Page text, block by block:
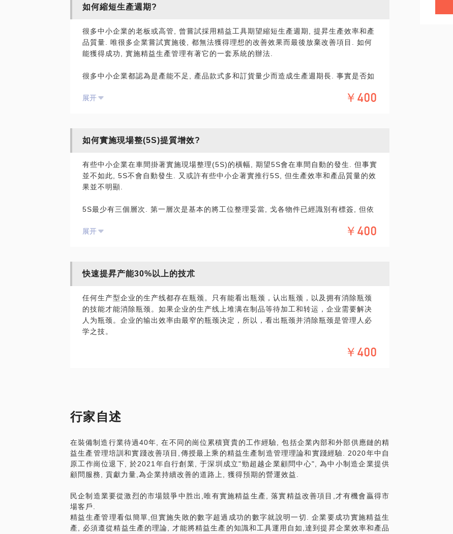
如何縮短生產週期?
很多中小企業的老板或高管, 曾嘗試採用精益工具期望縮短生產週期, 提昇生產效率和產
品質量. 唯很多企業嘗試實施後, 都無法獲得理想的改善效果而最後放棄改善項目. 如何
能獲得成功, 實施精益生產管理有著它的一套系統的辦法.
很多中小企業都認為是產能不足, 產品款式多和訂貨量少而造成生產週期長. 事實是否如
生產週期目的必定觸及的重點話題.
展开 ￥400
如何實施現場整(5S)提質增效?
有些中小企業在車間掛著實施現場整理(5S)的橫幅, 期望5S會在車間自動的發生. 但事實
並不如此, 5S不會自動發生. 又或許有些中小企著實推行5S, 但生產效率和產品質量的效
果並不明顯.
5S最少有三個層次. 第一層次是基本的將工位整理妥當, 戈各物件已經識別有標簽, 但依
理了, 但物件的取用仍然涉及多余的動件. 第三個層次是工位沒有私人物件, 余下物件都
企業的老板, 高管和生產管理者, 能看見目前實施5S的層次嗎? 讓我來給您指路, 必能走
展开 ￥400
快速提昇产能30%以上的技朮
任何生产型企业的生产线都存在瓶颈。只有能看出瓶颈，认出瓶颈，以及拥有消除瓶颈
的技能才能消除瓶颈。如果企业的生产线上堆满在制品等待加工和转运，企业需要解决
人为瓶颈。企业的输出效率由最窄的瓶颈决定，所以，看出瓶颈并消除瓶颈是管理人必
学之技。
￥400
行家自述
在裝備制造行業待過40年, 在不同的崗位累積寶貴的工作經驗, 包括企業內部和外部供應鏈的精
益生產管理培訓和實踐改善項目,傳授最上乘的精益生產制造管理理論和實踐經驗. 2020年中自
原工作崗位退下, 於2021年自行創業, 于深圳成立"勁超越企業顧問中心", 為中小制造企業提供
顧問服務, 貢獻力量,為企業持續改善的道路上, 獲得預期的營運效益.
民企制造業要從激烈的市場競爭中胜出,唯有實施精益生產, 落實精益改善項目,才有機會贏得市
場客戶.
精益生產管理看似簡單,但實施失敗的數字超過成功的數字就說明一切. 企業要成功實施精益生
產, 必須遵從精益生產的理論, 才能將精益生產的知識和工具運用自如,達到提昇企業效率和產品